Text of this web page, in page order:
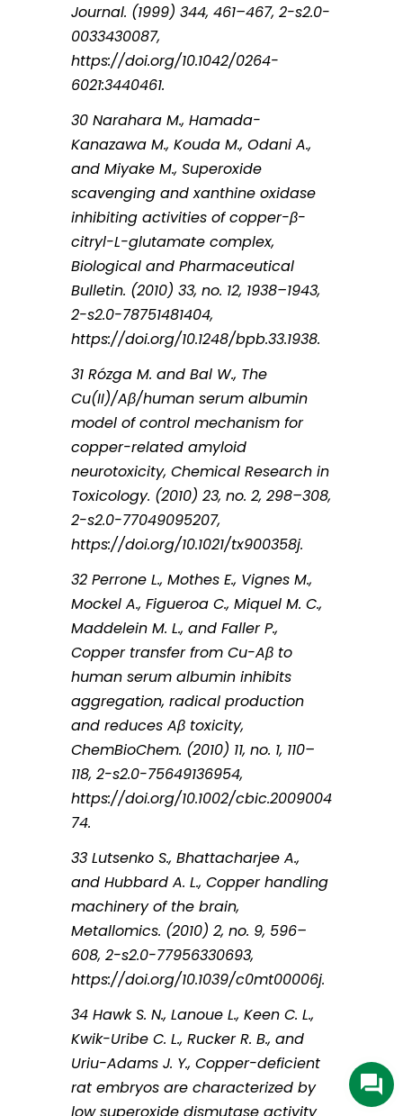
Journal. (1999) 344, 461–467, 2-s2.0-
0033430087,
https://doi.org/10.1042/0264-
6021:3440461.
30 Narahara M., Hamada-
Kanazawa M., Kouda M., Odani A.,
and Miyake M., Superoxide
scavenging and xanthine oxidase
inhibiting activities of copper-β-
citryl-L-glutamate complex,
Biological and Pharmaceutical
Bulletin. (2010) 33, no. 12, 1938–1943,
2-s2.0-78751481404,
https://doi.org/10.1248/bpb.33.1938.
31 Rózga M. and Bal W., The
Cu(II)/Aβ/human serum albumin
model of control mechanism for
copper-related amyloid
neurotoxicity, Chemical Research in
Toxicology. (2010) 23, no. 2, 298–308,
2-s2.0-77049095207,
https://doi.org/10.1021/tx900358j.
32 Perrone L., Mothes E., Vignes M.,
Mockel A., Figueroa C., Miquel M. C.,
Maddelein M. L., and Faller P.,
Copper transfer from Cu-Aβ to
human serum albumin inhibits
aggregation, radical production
and reduces Aβ toxicity,
ChemBioChem. (2010) 11, no. 1, 110–
118, 2-s2.0-75649136954,
https://doi.org/10.1002/cbic.2009004
74.
33 Lutsenko S., Bhattacharjee A.,
and Hubbard A. L., Copper handling
machinery of the brain,
Metallomics. (2010) 2, no. 9, 596–
608, 2-s2.0-77956330693,
https://doi.org/10.1039/c0mt00006j.
34 Hawk S. N., Lanoue L., Keen C. L.,
Kwik-Uribe C. L., Rucker R. B., and
Uriu-Adams J. Y., Copper-deficient
rat embryos are characterized by
low superoxide dismutase activity